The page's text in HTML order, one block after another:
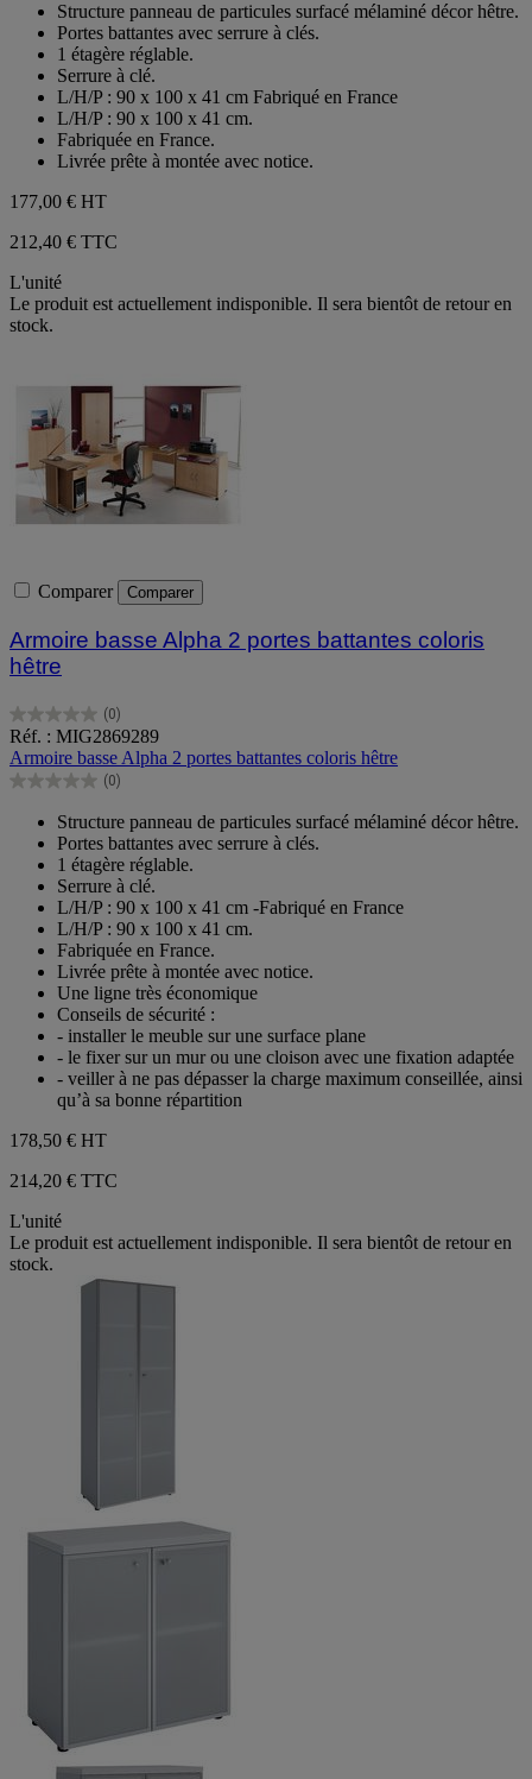
étoiles.
Structure panneau de particules surfacé mélaminé décor hêtre.
Portes battantes avec serrure à clés.
1 étagère réglable.
Serrure à clé.
L/H/P : 90 x 100 x 41 cm Fabriqué en France
L/H/P : 90 x 100 x 41 cm.
Fabriquée en France.
Livrée prête à montée avec notice.
177,00 € HT
212,40 € TTC
L'unité
Le produit est actuellement indisponible. Il sera bientôt de retour en
stock.
Comparer Comparer
Armoire basse Alpha 2 portes battantes coloris
hêtre
(0)
0.0
sur
5
étoiles.
Réf. : MIG2869289
Armoire basse Alpha 2 portes battantes coloris hêtre
(0)
0.0
étoiles.
Structure panneau de particules surfacé mélaminé décor hêtre.
Portes battantes avec serrure à clés.
1 étagère réglable.
Serrure à clé.
L/H/P : 90 x 100 x 41 cm -Fabriqué en France
L/H/P : 90 x 100 x 41 cm.
Fabriquée en France.
Livrée prête à montée avec notice.
Une ligne très économique
Conseils de sécurité :
- installer le meuble sur une surface plane
- le fixer sur un mur ou une cloison avec une fixation adaptée
- veiller à ne pas dépasser la charge maximum conseillée, ainsi
qu’à sa bonne répartition
178,50 € HT
214,20 € TTC
L'unité
Le produit est actuellement indisponible. Il sera bientôt de retour en
stock.